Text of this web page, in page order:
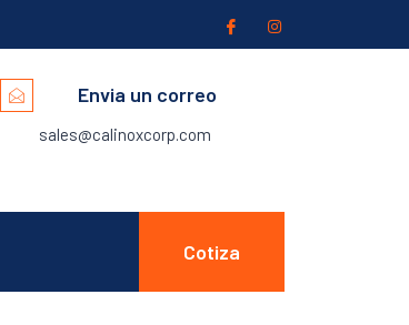
Envia un correo
sales@calinoxcorp.com
Cotiza